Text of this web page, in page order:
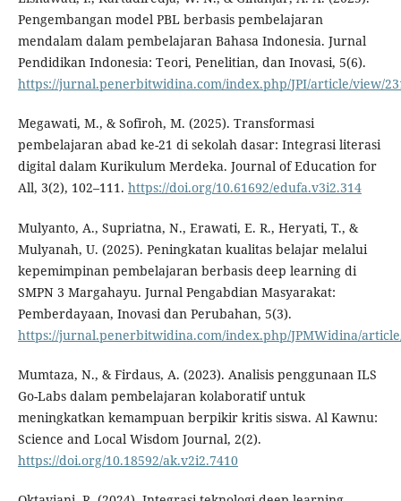
Pengembangan model PBL berbasis pembelajaran
mendalam dalam pembelajaran Bahasa Indonesia. Jurnal
Pendidikan Indonesia: Teori, Penelitian, dan Inovasi, 5(6).
https://jurnal.penerbitwidina.com/index.php/JPI/article/view/
Megawati, M., & Sofiroh, M. (2025). Transformasi
pembelajaran abad ke-21 di sekolah dasar: Integrasi literasi
digital dalam Kurikulum Merdeka. Journal of Education for
All, 3(2), 102–111. https://doi.org/10.61692/edufa.v3i2.314
Mulyanto, A., Supriatna, N., Erawati, E. R., Heryati, T., &
Mulyanah, U. (2025). Peningkatan kualitas belajar melalui
kepemimpinan pembelajaran berbasis deep learning di
SMPN 3 Margahayu. Jurnal Pengabdian Masyarakat:
Pemberdayaan, Inovasi dan Perubahan, 5(3).
https://jurnal.penerbitwidina.com/index.php/JPMWidina/
Mumtaza, N., & Firdaus, A. (2023). Analisis penggunaan ILS
Go-Labs dalam pembelajaran kolaboratif untuk
meningkatkan kemampuan berpikir kritis siswa. Al Kawnu:
Science and Local Wisdom Journal, 2(2).
https://doi.org/10.18592/ak.v2i2.7410